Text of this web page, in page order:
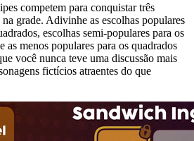
competem para conquistar três
grade. Adivinhe as escolhas populares
escolhas semi-populares para os
as menos populares para os quadrados
você nunca teve uma discussão mais
fictícios atraentes do que